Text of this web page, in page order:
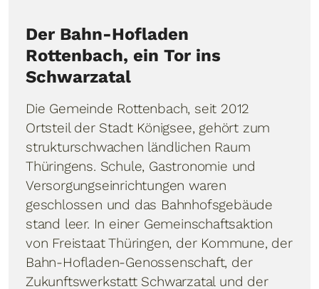
Der Bahn-Hofladen
Rottenbach, ein Tor ins
Schwarzatal
Die Gemeinde Rottenbach, seit 2012
Ortsteil der Stadt Königsee, gehört zum
strukturschwachen ländlichen Raum
Thüringens. Schule, Gastronomie und
Versorgungseinrichtungen waren
geschlossen und das Bahnhofsgebäude
stand leer. In einer Gemeinschaftsaktion
von Freistaat Thüringen, der Kommune, der
Bahn-Hofladen-Genossenschaft, der
Zukunftswerkstatt Schwarzatal und der